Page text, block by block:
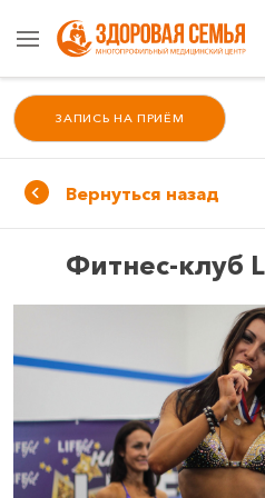
ЗАПИСЬ НА ПРИЁМ
Вернуться назад
Фитнес-клуб